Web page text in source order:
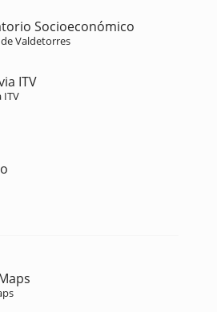
Socioeconómico
Valdetorres
ITV
ITV